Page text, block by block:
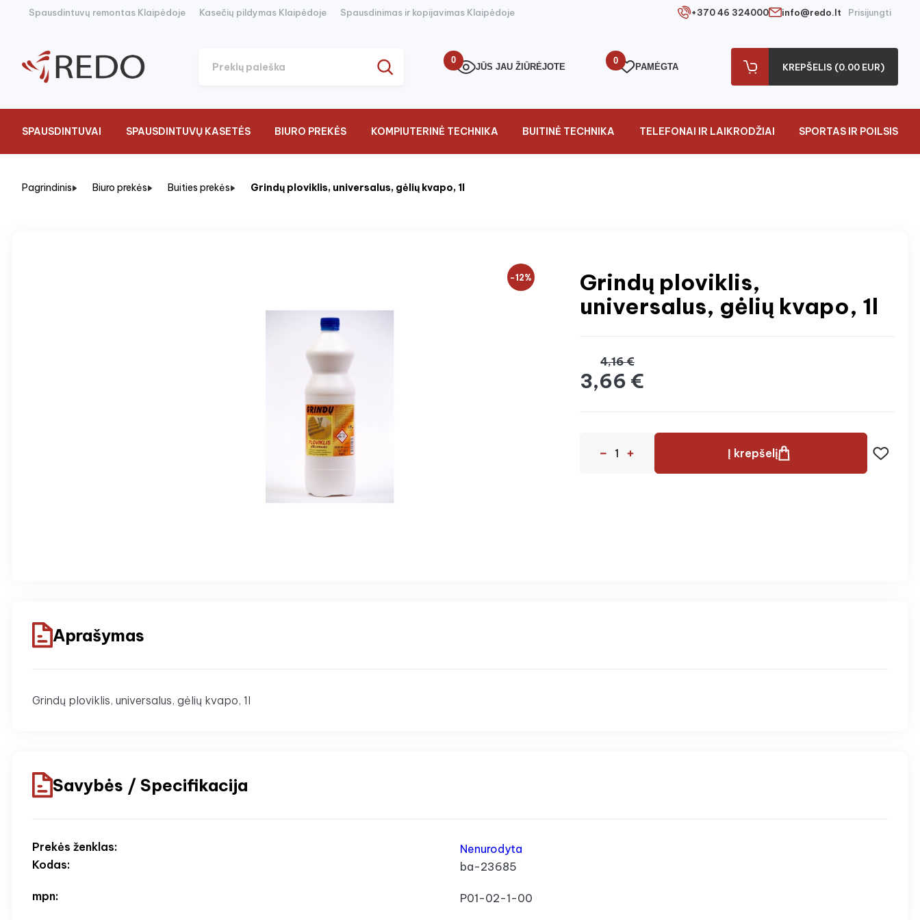
Spausdintuvų remontas Klaipėdoje Kasečių pildymas Klaipėdoje Spausdinimas ir kopijavimas Klaipėdoje +370 46 324000 info@redo.lt Prisijungti
0
JŪS JAU ŽIŪRĖJOTE
0
PAMĖGTA KREPŠELIS (0.00 EUR)
SPAUSDINTUVAI SPAUSDINTUVŲ KASETĖS BIURO PREKĖS KOMPIUTERINĖ TECHNIKA BUITINĖ TECHNIKA TELEFONAI IR LAIKRODŽIAI SPORTAS IR POILSIS
Pagrindinis Biuro prekės Buities prekės Grindų ploviklis, universalus, gėlių kvapo, 1l
−12%
Grindų ploviklis,
universalus, gėlių kvapo, 1l
4,16 €
3,66 €
Į krepšelį
Aprašymas
Grindų ploviklis, universalus, gėlių kvapo, 1l
Savybės / Specifikacija
Prekės ženklas:
Nenurodyta
Kodas:
ba-23685
mpn: P01-02-1-00